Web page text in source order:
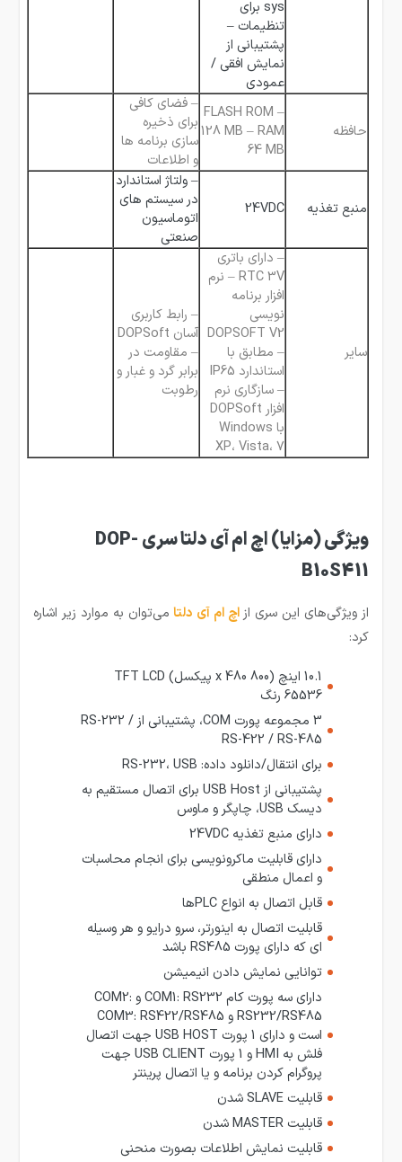
sys برای
تنظیمات –
پشتیبانی از
نمایش افقی /
عمودی
حافظه
– FLASH ROM
128 MB – RAM
64 MB
– فضای کافی
برای ذخیره
سازی برنامه ها
و اطلاعات
منبع تغذیه 24VDC
– ولتاژ استاندارد
در سیستم های
اتوماسیون
صنعتی
سایر
– دارای باتری
RTC 3V – نرم
افزار برنامه
نویسی
DOPSOFT V2
– مطابق با
استاندارد IP65
– سازگاری نرم
افزار DOPSoft
با Windows
XP، Vista، 7
– رابط کاربری
آسان DOPSoft
– مقاومت در
برابر گرد و غبار و
رطوبت
ویژگی (مزایا) اچ ام آی دلتا سری DOP-
B10S411
از ویژگی‌های این سری ازاچ ام آی دلتامی‌توان به موارد زیر اشاره
کرد:
10.1 اینچ (800 x 480 پیکسل) TFT LCD
65536 رنگ
3 مجموعه پورت COM، پشتیبانی از RS-232 /
RS-422 / RS-485
برای انتقال/دانلود داده: RS-232، USB
پشتیبانی از USB Host برای اتصال مستقیم به
دیسک USB، چاپگر و ماوس
دارای منبع تغذیه 24VDC
دارای قابلیت ماکرونویسی برای انجام محاسبات
و اعمال منطقی
قابل اتصال به انواع PLCها
قابلیت اتصال به اینورتر، سرو درایو و هر وسیله
ای که دارای پورت RS485 باشد
توانایی نمایش دادن انیمیشن
دارای سه پورت کام COM1: RS232 و COM2:
RS232/RS485 و COM3: RS422/RS485
است و دارای 1 پورت USB HOST جهت اتصال
فلش به HMI و 1 پورت USB CLIENT جهت
پروگرام کردن برنامه و یا اتصال پرینتر
قابلیت SLAVE شدن
قابلیت MASTER شدن
قابلیت نمایش اطلاعات بصورت منحنی